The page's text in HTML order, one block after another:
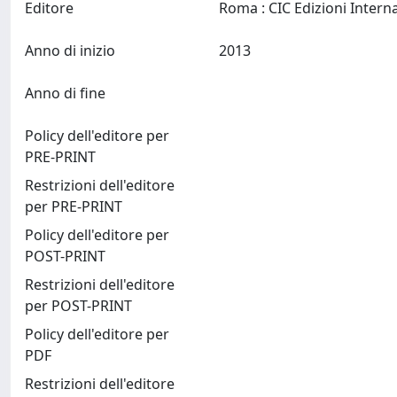
Editore
Anno di inizio
Anno di fine
Policy dell'editore per
PRE-PRINT
Restrizioni dell'editore
per PRE-PRINT
Policy dell'editore per
POST-PRINT
Restrizioni dell'editore
per POST-PRINT
Policy dell'editore per
PDF
Restrizioni dell'editore